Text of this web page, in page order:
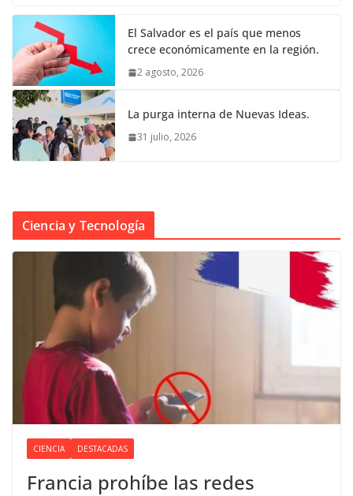
El Salvador es el país que menos
crece económicamente en la región.
2 agosto, 2026
La purga interna de Nuevas Ideas.
31 julio, 2026
Ciencia y Tecnología
CIENCIA DESTACADAS
Francia prohíbe las redes